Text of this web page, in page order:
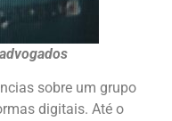
sobre um grupo
digitais. Até o